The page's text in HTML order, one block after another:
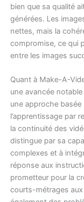
bien que sa qualité
générées. Les
nettes, mais la
compromise, ce qui
entre les images
Quant à Make-A-
une avancée
une approche
l’apprentissage par
la continuité des
distingue par sa
complexes et à
réponse aux
prometteur pour la
courts-métrages